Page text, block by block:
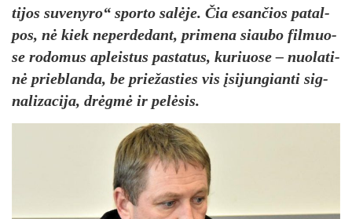
ti­jos su­ve­ny­ro“ spor­to sa­lė­je. Čia esan­čios pa­tal­
pos, nė kiek ne­per­de­dant, pri­me­na siau­bo fil­muo­
se ro­do­mus ap­leis­tus pa­sta­tus, ku­riuo­se – nuo­la­ti­
nė prie­blan­da, be prie­žas­ties vis įsi­jun­gian­ti sig­
na­li­za­ci­ja, drėg­mė ir pe­lė­sis.